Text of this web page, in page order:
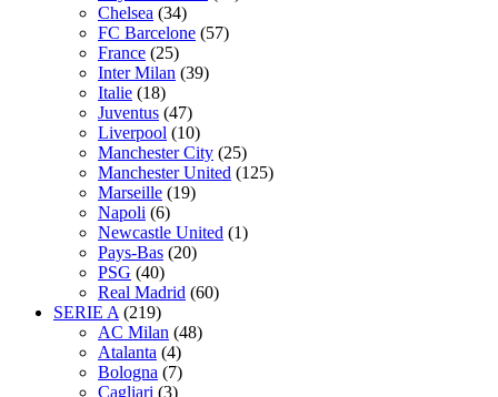
Chelsea (34)
FC Barcelone (57)
France (25)
Inter Milan (39)
Italie (18)
Juventus (47)
Liverpool (10)
Manchester City (25)
Manchester United (125)
Marseille (19)
Napoli (6)
Newcastle United (1)
Pays-Bas (20)
PSG (40)
Real Madrid (60)
SERIE A (219)
AC Milan (48)
Atalanta (4)
Bologna (7)
Cagliari (3)